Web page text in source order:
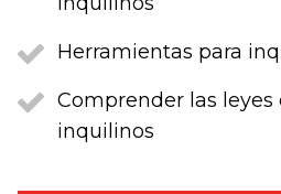
Herramientas para
Comprender las
inquilinos